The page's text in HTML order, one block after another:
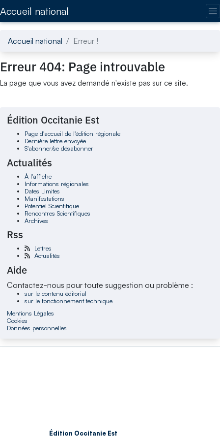
Accueil national
Accueil national Erreur !
Erreur 404: Page introuvable
La page que vous avez demandé n'existe pas sur ce site.
Édition Occitanie Est
Page d'accueil de l'édition régionale
Dernière lettre envoyée
S'abonner/se désabonner
Actualités
À l'affiche
Informations régionales
Dates Limites
Manifestations
Potentiel Scientifique
Rencontres Scientifiques
Archives
Rss
Lettres
Actualités
Aide
Contactez-nous pour toute suggestion ou problème :
sur le contenu éditorial
sur le fonctionnement technique
Mentions Légales
Cookies
Données personnelles
Édition Occitanie Est